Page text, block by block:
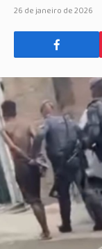
26 de janeiro de 2026